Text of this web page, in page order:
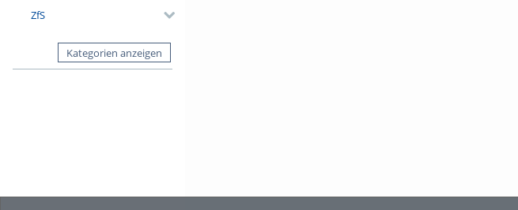
ZfS
Kategorien anzeigen